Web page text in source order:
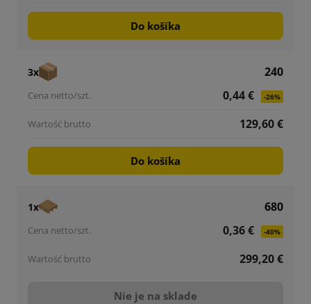
Do košíka
3x
240
0,44 €
-26%
129,60 €
Do košíka
1x
680
0,36 €
-40%
299,20 €
Nie je na sklade